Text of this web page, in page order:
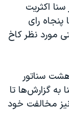
اکثریت
پنجاه رای
مورد نظر کاخ
سناتور
به گزارش‌ها تا
مخالفت خود